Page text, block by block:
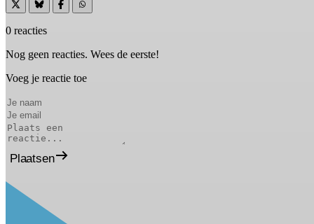
0 reacties
Nog geen reacties. Wees de eerste!
Voeg je reactie toe
Plaatsen